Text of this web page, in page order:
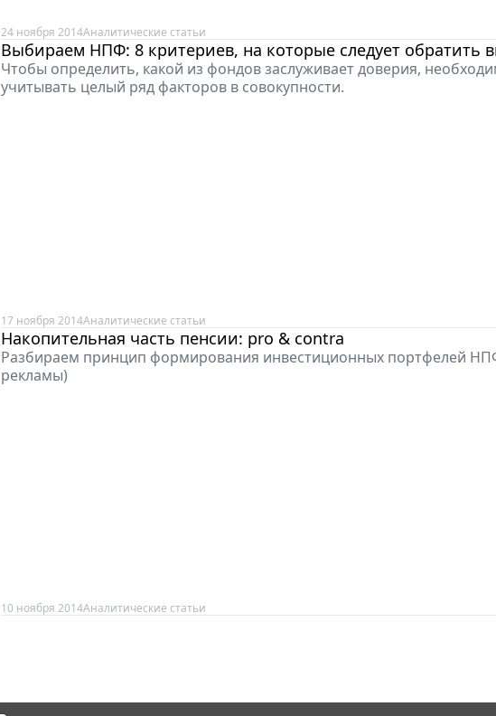
24 ноября 2014Аналитические статьи
Выбираем НПФ: 8 критериев, на которые следует обратить
Чтобы определить, какой из фондов заслуживает доверия,
учитывать целый ряд факторов в совокупности.
17 ноября 2014Аналитические статьи
Накопительная часть пенсии: pro & contra
Разбираем принцип формирования инвестиционных портфелей
рекламы)
10 ноября 2014Аналитические статьи